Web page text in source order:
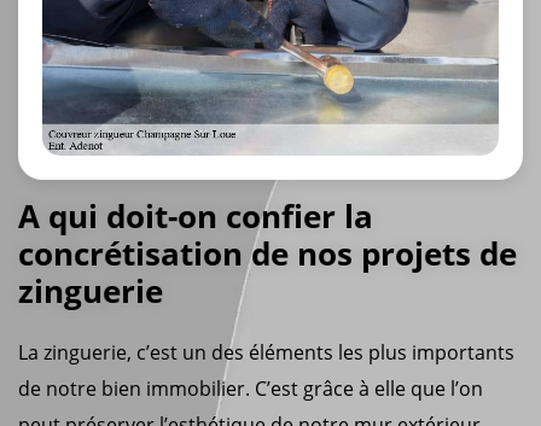
A qui doit-on confier la
concrétisation de nos projets de
zinguerie
La zinguerie, c’est un des éléments les plus importants
de notre bien immobilier. C’est grâce à elle que l’on